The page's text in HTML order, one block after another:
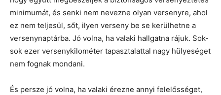
minimumát, és senki nem nevezne olyan versenyre, ahol
ez nem teljesül, sőt, ilyen verseny be se kerülhetne a
versenynaptárba. Jó volna, ha valaki hallgatna rájuk. Sok-
sok ezer versenykilométer tapasztalattal nagy hülyeséget
nem fognak mondani.
És persze jó volna, ha valaki érezne annyi felelősséget,